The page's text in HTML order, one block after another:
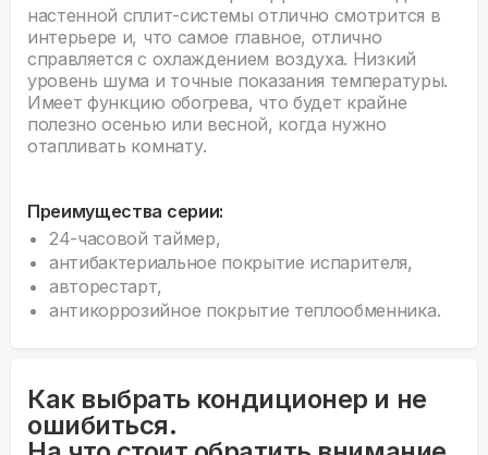
настенной сплит-системы отлично смотрится в
интерьере и, что самое главное, отлично
справляется с охлаждением воздуха. Низкий
уровень шума и точные показания температуры.
Имеет функцию обогрева, что будет крайне
полезно осенью или весной, когда нужно
отапливать комнату.
Преимущества серии:
24-часовой таймер,
антибактериальное покрытие испарителя,
авторестарт,
антикоррозийное покрытие теплообменника.
Как выбрать кондиционер и не
ошибиться.